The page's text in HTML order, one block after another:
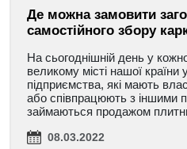
Де можна замовити
самостійного збору
На сьогоднішній день у
великому місті нашої
підприємства, які мають
або співпрацюють з іншими
займаються продажом
08.03.2022